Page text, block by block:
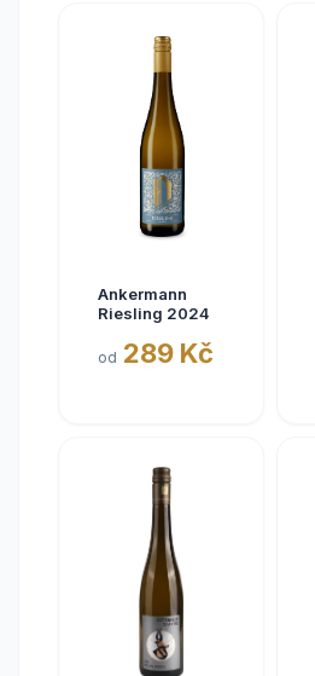
Ankermann
Riesling 2024
od 289 Kč